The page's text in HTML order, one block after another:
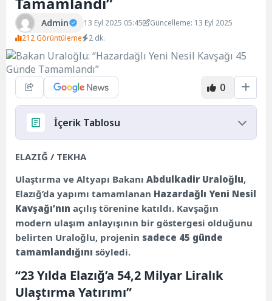
Admin 13 Eyl 2025 05:45
Güncelleme: 13 Eyl 2025
212 Görüntüleme
2 dk.
0
İçerik Tablosu
“23 Yılda Elazığ’a 54,2 Milyar Liralık Ulaştırma
“Bekleme Süresi 28 Saniyeye Düştü, Yıllık 480
Milyon Lira Tasarruf”
“Elazığ Havalimanı Dünyaya Bağlıyor”
ELAZIĞ / TEKHA
Ulaştırma ve Altyapı Bakanı Abdulkadir Uraloğlu,
Elazığ’da yapımı tamamlanan Hazardağlı Yeni Nesil
Kavşağı’nın açılış törenine katıldı. Kavşağın
modern ulaşım anlayışının bir göstergesi olduğunu
belirten Uraloğlu, projenin sadece 45 günde
tamamlandığını söyledi.
“23 Yılda Elazığ’a 54,2 Milyar Liralık
Ulaştırma Yatırımı”